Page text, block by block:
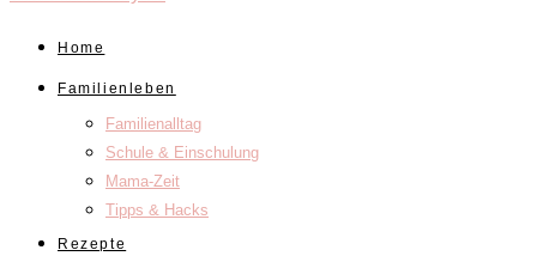
Home
Familienleben
Familienalltag
Schule & Einschulung
Mama-Zeit
Tipps & Hacks
Rezepte